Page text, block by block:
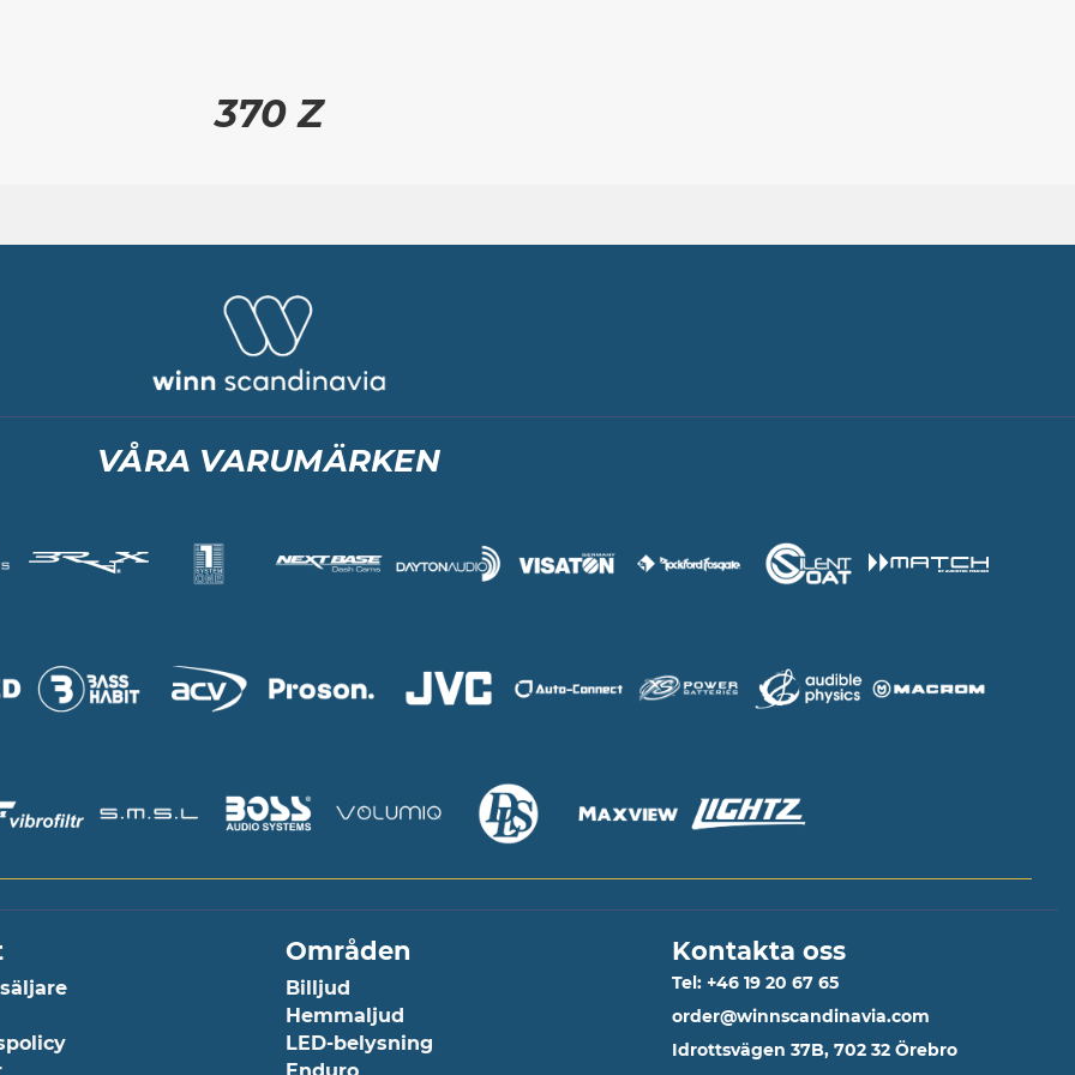
370 Z
VÅRA VARUMÄRKEN
Områden
Billjud
Hemmaljud
LED-belysning
Kontakta oss
Tel: +46 19 20 67 65
order@winnscandinavia.com
Idrottsvägen 37B, 702 32 Örebro